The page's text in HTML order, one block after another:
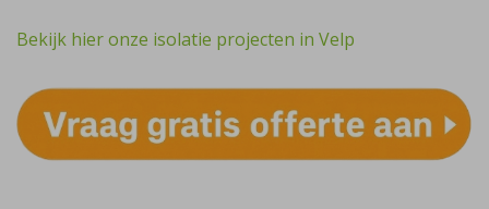
Bekijk hier onze isolatie projecten in Velp